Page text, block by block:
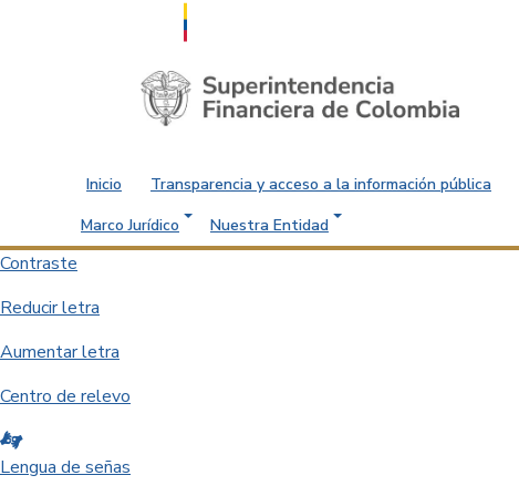
Saltar al contenido principal
Inicio Transparencia y acceso a la información pública
Marco Jurídico
Nuestra Entidad
Contraste
Reducir letra
Aumentar letra
Centro de relevo
Lengua de señas